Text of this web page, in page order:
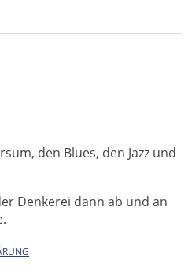
den Blues, den Jazz und
Denkerei dann ab und an